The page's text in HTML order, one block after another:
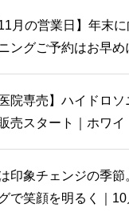
11月の営業日】年末
ニングご予約はお早め
医院専売】ハイドロ
売スタート｜ホワイ
印象チェンジの季節
で笑顔を明るく｜